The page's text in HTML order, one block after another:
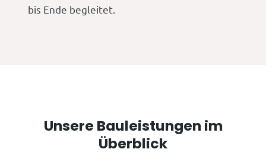
bis Ende begleitet.
Unsere Bauleistungen im
Überblick